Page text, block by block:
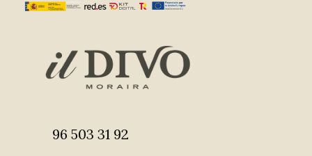
96 503 31 92